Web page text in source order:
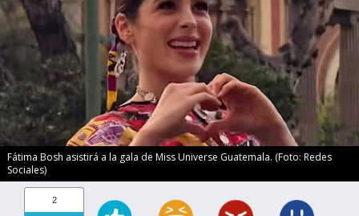
Fátima Bosh asistirá a la gala de Miss Universe Guatemala. (Foto: Redes
Sociales)
2